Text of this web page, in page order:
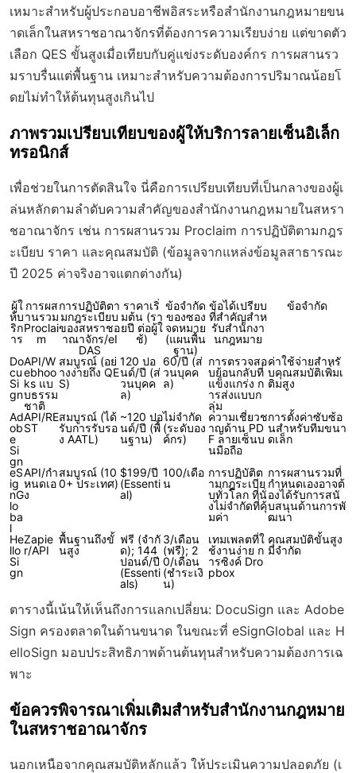
เหมาะสำหรับผู้ประกอบอาชีพอิสระหรือสำนักงานกฎหมายขน
าดเล็กในสหราชอาณาจักรที่ต้องการความเรียบง่าย แต่ขาดตัว
เลือก QES ขั้นสูงเมื่อเทียบกับคู่แข่งระดับองค์กร การผสานรว
มราบรื่นแต่พื้นฐาน เหมาะสำหรับความต้องการปริมาณน้อยโ
ดยไม่ทำให้ต้นทุนสูงเกินไป
ภาพรวมเปรียบเทียบของผู้ให้บริการลายเซ็นอิเล็ก
ทรอนิกส์
เพื่อช่วยในการตัดสินใจ นี่คือการเปรียบเทียบที่เป็นกลางของผู้เ
ล่นหลักตามลำดับความสำคัญของสำนักงานกฎหมายในสหรา
ชอาณาจักร เช่น การผสานรวม Proclaim การปฏิบัติตามกฎร
ะเบียบ ราคา และคุณสมบัติ (ข้อมูลจากแหล่งข้อมูลสาธารณะ
ปี 2025 ค่าจริงอาจแตกต่างกัน)
ผู้ใ
ห้บ
ริก
าร
การผส
านรวม
Proclai
m
การปฏิบัติตา
มกฎระเบียบ
ของสหราชอ
าณาจักร/eI
DAS
ราคาเริ่
มต้น (รา
ยปี ต่อผู้ใ
ช้)
ข้อจำกัด
ของซอง
จดหมาย
(แผนพื้น
ฐาน)
ข้อได้เปรียบ
ที่สำคัญสำห
รับสำนักงา
นกฎหมาย
ข้อจำกัด
Do
cu
Si
gn
API/W
ebhoo
ks แบ
บธรรม
ชาติ
สมบูรณ์ (อย่
างง่ายถึง QE
S)
120 ปอ
นด์/ปี (ส่
วนบุคค
ล)
60/ปี (ส่
วนบุคค
ล)
การตรวจสอ
บย้อนกลับที่
แข็งแกร่ง ก
ารส่งแบบก
ลุ่ม
ค่าใช้จ่ายสำหรั
บคุณสมบัติเพิ่มเ
ติมสูง
Ad
ob
e
Si
gn
API/RE
ST
สมบูรณ์ (ได้
รับการรับรอ
ง AATL)
~120 ปอ
นด์/ปี (พื้
นฐาน)
ไม่จำกัด
(ระดับอง
ค์กร)
ความเชี่ยวช
าญด้าน PD
F ลายเซ็นบ
นมือถือ
การตั้งค่าซับซ้อ
นสำหรับทีมขนา
ดเล็ก
eS
ig
nG
lo
ba
l
API/กำ
หนดเอ
ง
สมบูรณ์ (10
0+ ประเทศ)
$199/ปี
(Essenti
al)
100/เดือ
น
การปฏิบัติต
ามกฎระเบีย
บทั่วโลก ที่นั่
งไม่จำกัดที่คุ้
มค่า
การผสานรวมที่
กำหนดเองอาจต้
องได้รับการสนั
บสนุนด้านการพั
ฒนา
He
llo
Si
gn
Zapie
r/API
พื้นฐานถึงขั้
นสูง
ฟรี (จำกั
ด); 144
ปอนด์/ปี
(Essenti
als)
3/เดือน
(ฟรี); 2
0/เดือน
(ชำระเงิ
น)
เทมเพลตที่ใ
ช้งานง่าย ก
ารซิงค์ Dro
pbox
คุณสมบัติขั้นสูง
มีจำกัด
ตารางนี้เน้นให้เห็นถึงการแลกเปลี่ยน: DocuSign และ Adobe
Sign ครองตลาดในด้านขนาด ในขณะที่ eSignGlobal และ H
elloSign มอบประสิทธิภาพด้านต้นทุนสำหรับความต้องการเฉ
พาะ
ข้อควรพิจารณาเพิ่มเติมสำหรับสำนักงานกฎหมาย
ในสหราชอาณาจักร
นอกเหนือจากคุณสมบัติหลักแล้ว ให้ประเมินความปลอดภัย (เ